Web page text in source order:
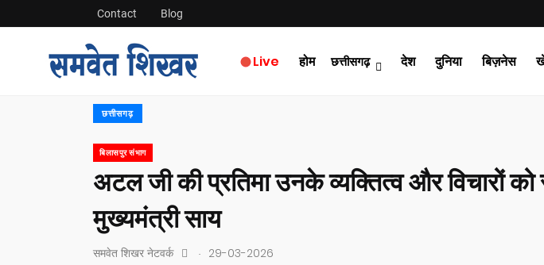
Contact Blog
Live होम छत्तीसगढ़ देश दुनिया बिज़नेस
छत्तीसगढ़
बिलासपुर संभाग
अटल जी की प्रतिमा उनके व्यक्तित्व और विचारों
मुख्यमंत्री साय
समवेत शिखर नेटवर्क . 29-03-2026